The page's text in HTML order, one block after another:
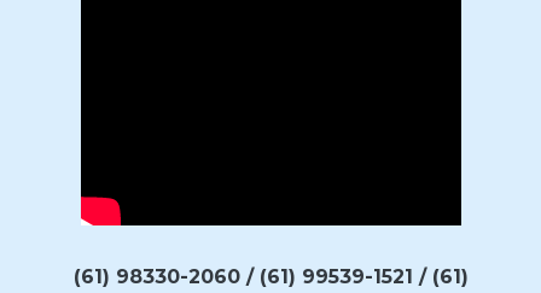
(61) 98330-2060 / (61) 99539-1521 / (61)